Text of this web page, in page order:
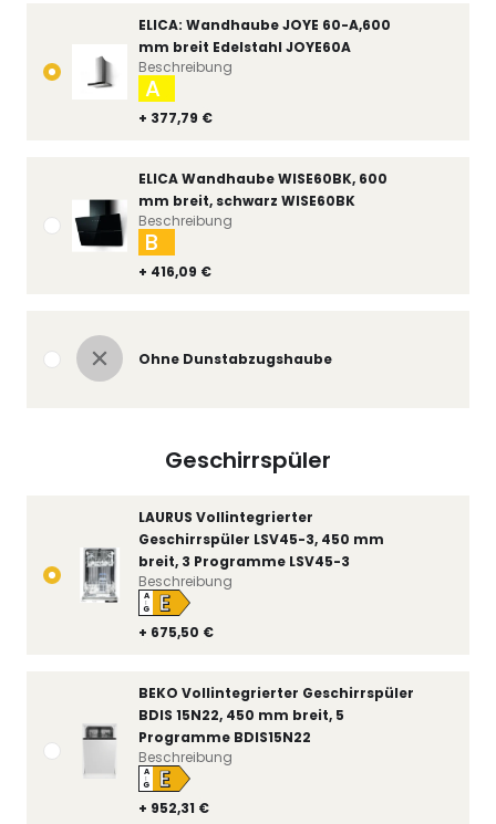
ELICA: Wandhaube JOYE 60-A,600
mm breit Edelstahl JOYE60A
+ 377,79 €
A
Beschreibung
ELICA Wandhaube WISE60BK, 600
mm breit, schwarz WISE60BK
+ 416,09 €
B
Beschreibung
Ohne Dunstabzugshaube
Geschirrspüler
LAURUS Vollintegrierter
Geschirrspüler LSV45-3, 450 mm
breit, 3 Programme LSV45-3
+ 675,50 €
A
↑
G E
Beschreibung
BEKO Vollintegrierter Geschirrspüler
BDIS 15N22, 450 mm breit, 5
Programme BDIS15N22
+ 952,31 €
A
↑
G E
Beschreibung